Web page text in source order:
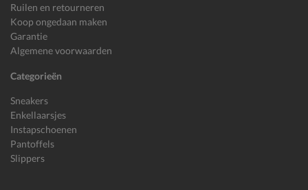
Ruilen en retourneren
Koop ongedaan maken
Garantie
Algemene voorwaarden
Categorieën
Sneakers
Enkellaarsjes
Instapschoenen
Pantoffels
Slippers